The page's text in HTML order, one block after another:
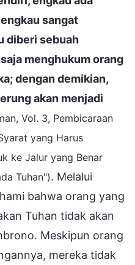
sangat
diberi sebuah
menghukum orang
dengan demikian,
akan menjadi
Vol. 3, Pembicaraan
yang Harus
ke Jalur yang Benar
Tuhan"). Melalui
bahwa orang yang
Tuhan tidak akan
Meskipun orang
mereka tidak